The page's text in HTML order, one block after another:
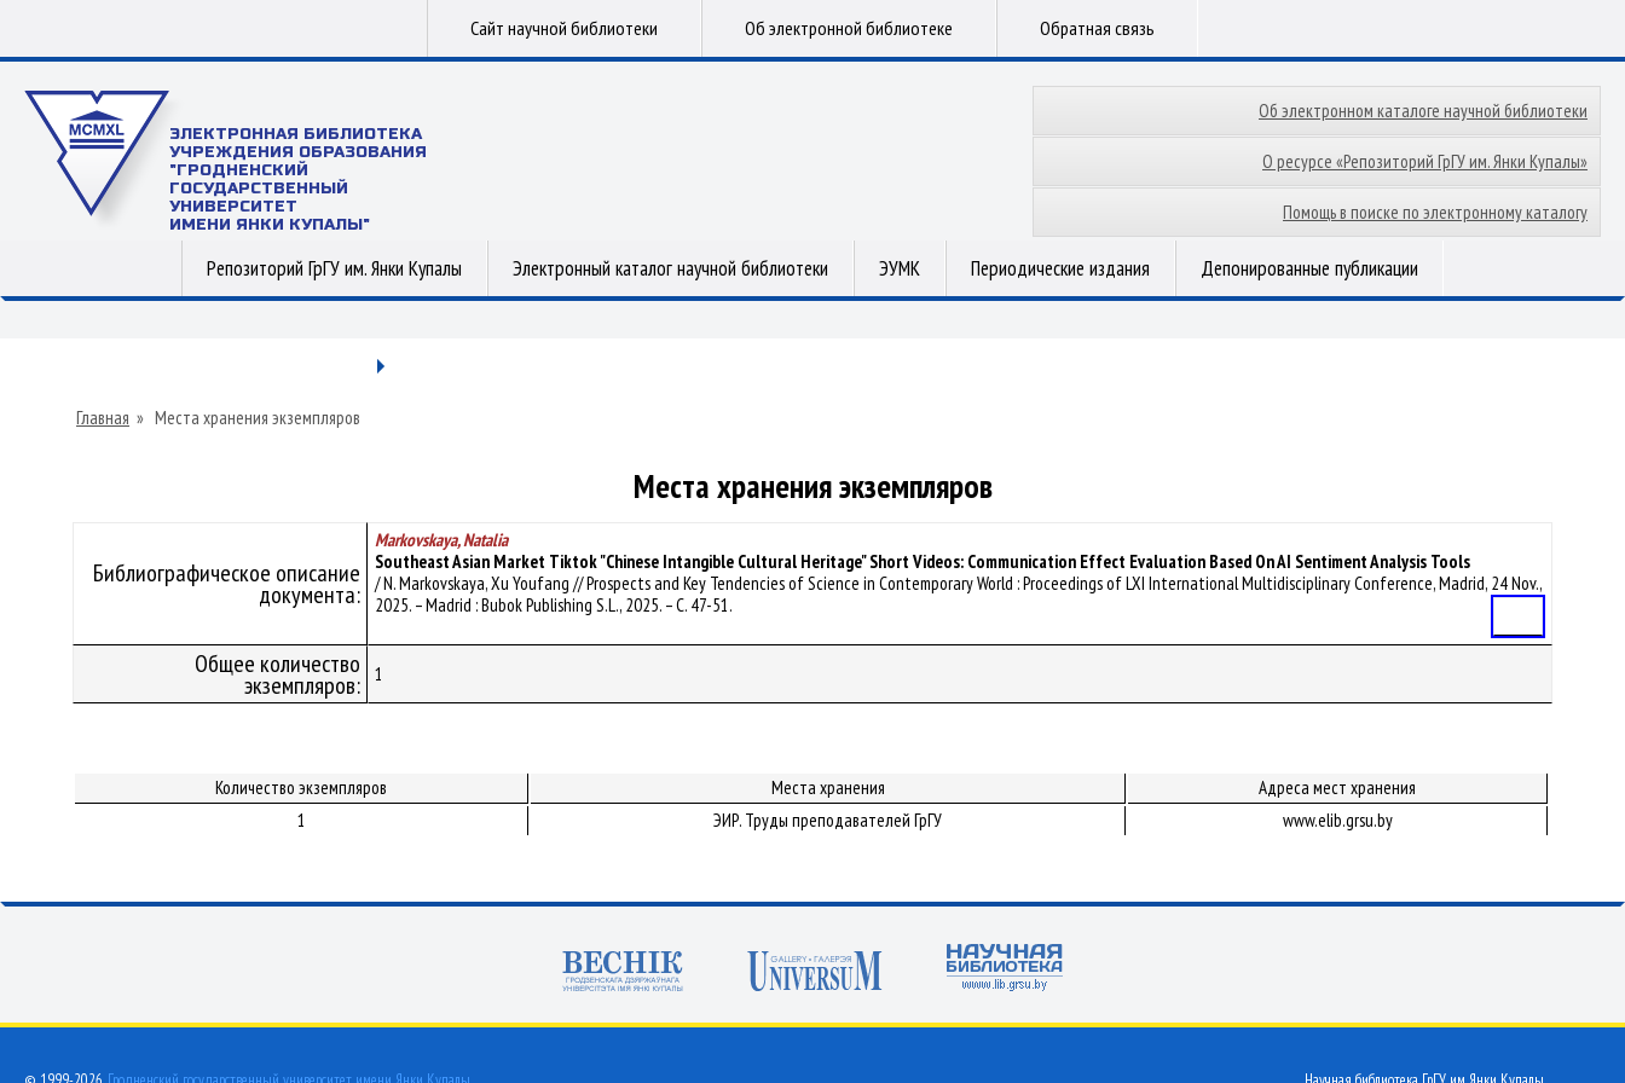
Сайт научной библиотеки Об электронной библиотеке Обратная связь
ЭЛЕКТРОННАЯ БИБЛИОТЕКА
УЧРЕЖДЕНИЯ ОБРАЗОВАНИЯ
"ГРОДНЕНСКИЙ
ГОСУДАРСТВЕННЫЙ
УНИВЕРСИТЕТ
ИМЕНИ ЯНКИ КУПАЛЫ"
Об электронном каталоге научной библиотеки
О ресурсе «Репозиторий ГрГУ им. Янки Купалы»
Помощь в поиске по электронному каталогу
Репозиторий ГрГУ им. Янки Купалы Электронный каталог научной библиотеки ЭУМК Периодические издания Депонированные публикации
Главная » Места хранения экземпляров
Места хранения экземпляров
Библиографическое описание
документа:
Markovskaya, Natalia
Southeast Asian Market Tiktok "Chinese Intangible Cultural Heritage" Short Videos: Communication Effect Evaluation Based On AI Sentiment Analysis Tools
/ N. Markovskaya, Xu Youfang // Prospects and Key Tendencies of Science in Contemporary World : Proceedings of LXI International Multidisciplinary Conference, Madrid, 24 Nov.,
2025. – Madrid : Bubok Publishing S.L., 2025. – С. 47-51.
Общее количество
экземпляров: 1
Количество экземпляров Места хранения
Адреса мест хранения
1
ЭИР. Труды преподавателей ГрГУ www.elib.grsu.by